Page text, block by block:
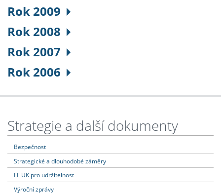
Rok 2009
Rok 2008
Rok 2007
Rok 2006
Strategie a další dokumenty
Bezpečnost
Strategické a dlouhodobé záměry
FF UK pro udržitelnost
Výroční zprávy